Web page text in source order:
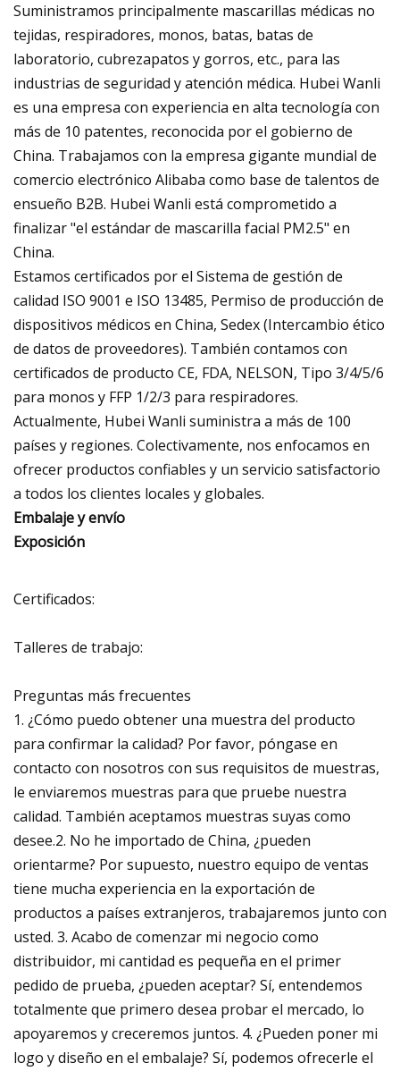
Suministramos principalmente mascarillas médicas no
tejidas, respiradores, monos, batas, batas de
laboratorio, cubrezapatos y gorros, etc., para las
industrias de seguridad y atención médica. Hubei Wanli
es una empresa con experiencia en alta tecnología con
más de 10 patentes, reconocida por el gobierno de
China. Trabajamos con la empresa gigante mundial de
comercio electrónico Alibaba como base de talentos de
ensueño B2B. Hubei Wanli está comprometido a
finalizar "el estándar de mascarilla facial PM2.5" en
China.
Estamos certificados por el Sistema de gestión de
calidad ISO 9001 e ISO 13485, Permiso de producción de
dispositivos médicos en China, Sedex (Intercambio ético
de datos de proveedores). También contamos con
certificados de producto CE, FDA, NELSON, Tipo 3/4/5/6
para monos y FFP 1/2/3 para respiradores.
Actualmente, Hubei Wanli suministra a más de 100
países y regiones. Colectivamente, nos enfocamos en
ofrecer productos confiables y un servicio satisfactorio
a todos los clientes locales y globales.
Embalaje y envío
Exposición
Certificados:
Talleres de trabajo:
Preguntas más frecuentes
1. ¿Cómo puedo obtener una muestra del producto
para confirmar la calidad? Por favor, póngase en
contacto con nosotros con sus requisitos de muestras,
le enviaremos muestras para que pruebe nuestra
calidad. También aceptamos muestras suyas como
desee.2. No he importado de China, ¿pueden
orientarme? Por supuesto, nuestro equipo de ventas
tiene mucha experiencia en la exportación de
productos a países extranjeros, trabajaremos junto con
usted. 3. Acabo de comenzar mi negocio como
distribuidor, mi cantidad es pequeña en el primer
pedido de prueba, ¿pueden aceptar? Sí, entendemos
totalmente que primero desea probar el mercado, lo
apoyaremos y creceremos juntos. 4. ¿Pueden poner mi
logo y diseño en el embalaje? Sí, podemos ofrecerle el